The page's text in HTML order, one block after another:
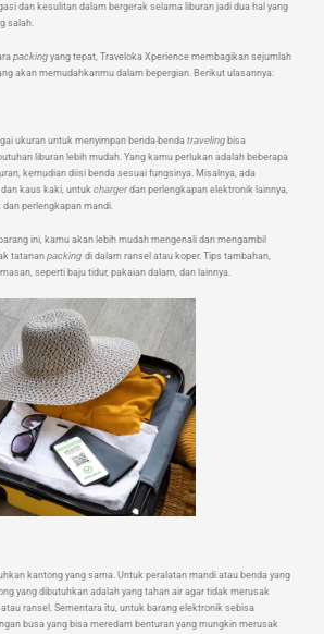
dan kesulitan dalam bergerak selama liburan jadi dua hal yang
salah.
packing yang tepat, Traveloka Xperience membagikan sejumlah
akan memudahkanmu dalam bepergian. Berikut ulasannya:
ukuran untuk menyimpan benda-benda traveling bisa
liburan lebih mudah. Yang kamu perlukan adalah beberapa
kemudian diisi benda sesuai fungsinya. Misalnya, ada
kaus kaki, untuk charger dan perlengkapan elektronik lainnya,
perlengkapan mandi.
ini, kamu akan lebih mudah mengenali dan mengambil
tatanan packing di dalam ransel atau koper. Tips tambahan,
seperti baju tidur, pakaian dalam, dan lainnya.
kantong yang sama. Untuk peralatan mandi atau benda yang
yang dibutuhkan adalah yang tahan air agar tidak merusak
ransel. Sementara itu, untuk barang elektronik sebisa
busa yang bisa meredam benturan yang mungkin merusak